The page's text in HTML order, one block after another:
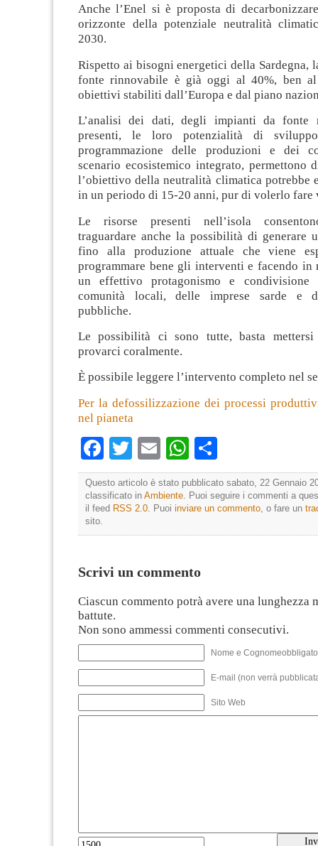
Anche l’Enel si è proposta di
orizzonte della potenziale neutralità
2030.
Rispetto ai bisogni energetici della Sardegna,
fonte rinnovabile è già oggi al 40%, ben
obiettivi stabiliti dall’Europa e dal piano
L’analisi dei dati, degli impianti da fonte
presenti, le loro potenzialità di
programmazione delle produzioni e dei
scenario ecosistemico integrato, permettono
l’obiettivo della neutralità climatica potrebbe
in un periodo di 15-20 anni, pur di volerlo fare
Le risorse presenti nell’isola
traguardare anche la possibilità di generare
fino alla produzione attuale che viene
programmare bene gli interventi e facendo in
un effettivo protagonismo e condivisione
comunità locali, delle imprese sarde e
pubbliche.
Le possibilità ci sono tutte, basta
provarci coralmente.
È possibile leggere l’intervento completo nel
Per la defossilizzazione dei processi
nel pianeta
Facebook
TwitterEmailWhatsApp
Questo articolo è stato pubblicato sabato, 22 Gennaio
classificato in Ambiente . Puoi seguire i commenti a
il feed RSS 2.0 . Puoi inviare un commento , o fare un
sito.
Scrivi un commento
Ciascun commento potrà avere una lunghezza
battute.
Non sono ammessi commenti consecutivi.
Nome e
E-mail (non verrà
Sito Web